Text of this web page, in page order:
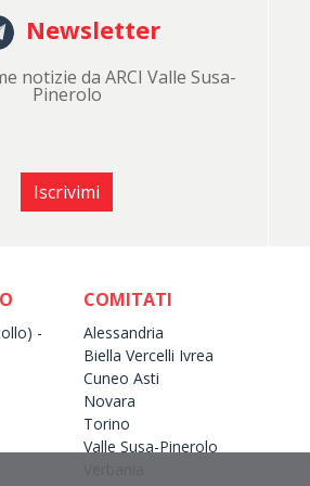
Newsletter
notizie da ARCI Valle Susa-
Pinerolo
Iscrivimi
-
COMITATI
Alessandria
Biella Vercelli Ivrea
Cuneo Asti
Novara
Torino
Valle Susa-Pinerolo